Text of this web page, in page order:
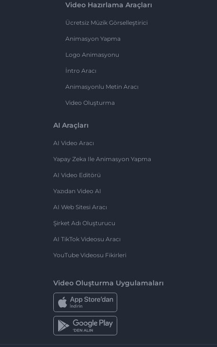
Video Hazırlama Araçları
Ücretsiz Müzik Görselleştirici
Animasyon Yapma
Logo Animasyonu
İntro Aracı
Animasyonlu Metin Aracı
Video Oluşturma
AI Araçları
AI Video Aracı
Yapay Zeka Ile Animasyon Yapma
AI Video Editörü
Yazıdan Video AI
AI Web Sitesi Aracı
Şirket Adı Oluşturucu
AI TikTok Videosu Aracı
YouTube Videosu Fikirleri
Video Oluşturma Uygulamaları